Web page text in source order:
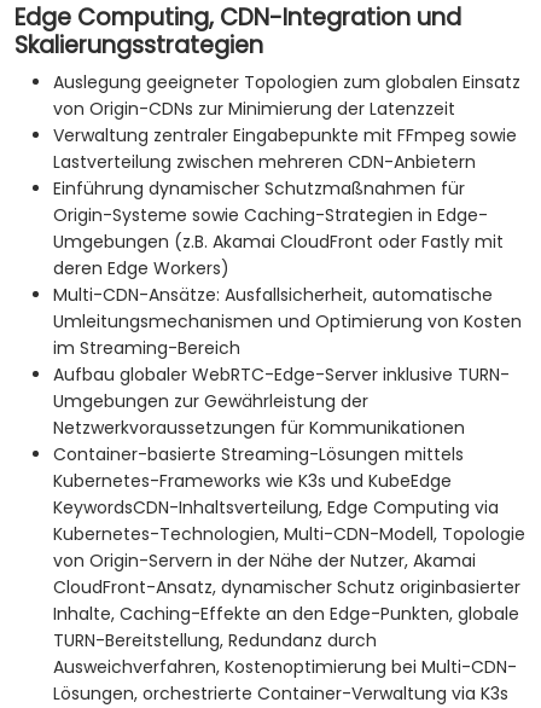
Edge Computing, CDN-Integration und
Skalierungsstrategien
Auslegung geeigneter Topologien zum globalen Einsatz
von Origin-CDNs zur Minimierung der Latenzzeit
Verwaltung zentraler Eingabepunkte mit FFmpeg sowie
Lastverteilung zwischen mehreren CDN-Anbietern
Einführung dynamischer Schutzmaßnahmen für
Origin-Systeme sowie Caching-Strategien in Edge-
Umgebungen (z.B. Akamai CloudFront oder Fastly mit
deren Edge Workers)
Multi-CDN-Ansätze: Ausfallsicherheit, automatische
Umleitungsmechanismen und Optimierung von Kosten
im Streaming-Bereich
Aufbau globaler WebRTC-Edge-Server inklusive TURN-
Umgebungen zur Gewährleistung der
Netzwerkvoraussetzungen für Kommunikationen
Container-basierte Streaming-Lösungen mittels
Kubernetes-Frameworks wie K3s und KubeEdge
KeywordsCDN-Inhaltsverteilung, Edge Computing via
Kubernetes-Technologien, Multi-CDN-Modell, Topologie
von Origin-Servern in der Nähe der Nutzer, Akamai
CloudFront-Ansatz, dynamischer Schutz originbasierter
Inhalte, Caching-Effekte an den Edge-Punkten, globale
TURN-Bereitstellung, Redundanz durch
Ausweichverfahren, Kostenoptimierung bei Multi-CDN-
Lösungen, orchestrierte Container-Verwaltung via K3s